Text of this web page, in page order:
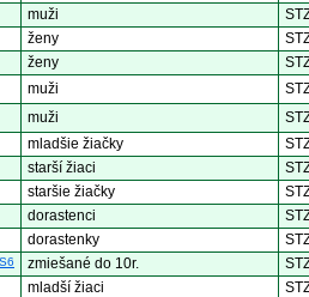
muži
ženy
ženy
muži
muži
mladšie žiačky
starší žiaci
staršie žiačky
dorastenci
dorastenky
zmiešané do 10r.
mladší žiaci